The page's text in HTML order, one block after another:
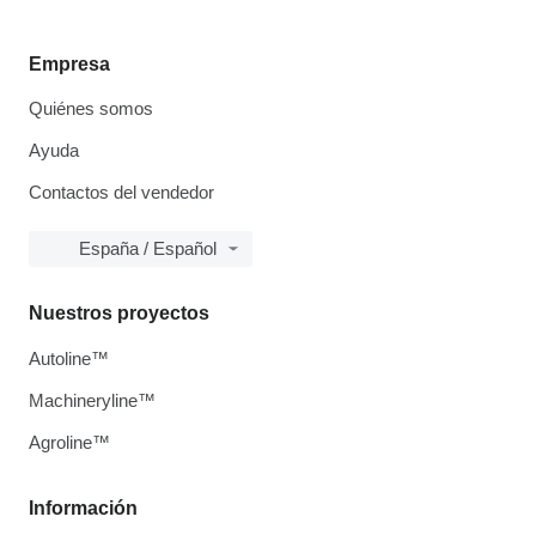
Empresa
Quiénes somos
Ayuda
Contactos del vendedor
España / Español
Información
Nuestros proyectos
Autoline™
Machineryline™
Agroline™